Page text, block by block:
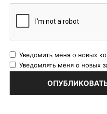
Уведомить меня о новых
Уведомлять меня о новых